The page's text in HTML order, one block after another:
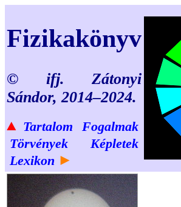
Fizikakönyv
© ifj. Zátonyi
Sándor, 2014–2024.
▲ Tartalom
Fogalmak
Törvények
Képletek
Lexikon ►